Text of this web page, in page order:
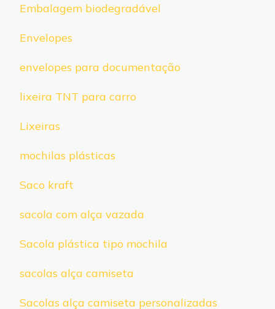
Embalagem biodegradável
Envelopes
envelopes para documentação
lixeira TNT para carro
Lixeiras
mochilas plásticas
Saco kraft
sacola com alça vazada
Sacola plástica tipo mochila
sacolas alça camiseta
Sacolas alça camiseta personalizadas